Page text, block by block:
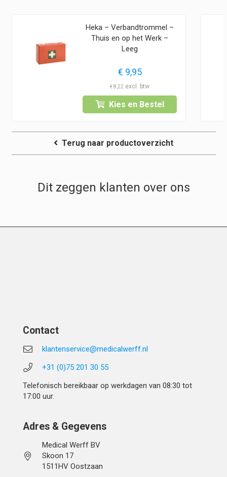
Heka – Verbandtrommel –
Thuis en op het Werk –
Leeg
€ 9,95
€8,22
Kies en Bestel
Terug naar productoverzicht
Dit zeggen klanten over ons
Contact
klantenservice@medicalwerff.nl
+31 (0)75 201 30 55
Telefonisch bereikbaar op werkdagen van 08:30 tot
17:00 uur.
Adres & Gegevens
Medical Werff BV
Skoon 17
1511HV Oostzaan